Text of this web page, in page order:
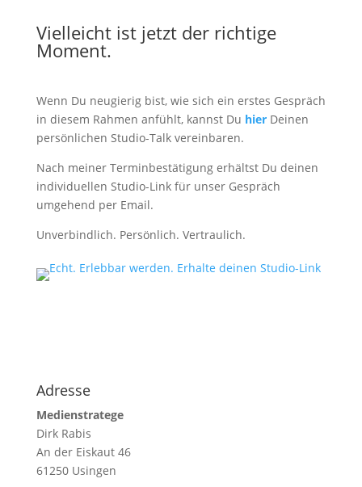
Vielleicht ist jetzt der richtige
Moment.
Wenn Du neugierig bist, wie sich ein erstes Gespräch
in diesem Rahmen anfühlt, kannst Du hierDeinen
persönlichen Studio-Talk vereinbaren.
Nach meiner Terminbestätigung erhältst Du deinen
individuellen Studio-Link für unser Gespräch
umgehend per Email.
Unverbindlich. Persönlich. Vertraulich.
Adresse
Medienstratege
Dirk Rabis
An der Eiskaut 46
61250 Usingen